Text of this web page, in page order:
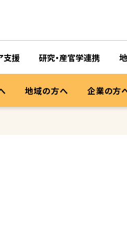
支援 研究・産官学連携
地域の方へ 企業の方